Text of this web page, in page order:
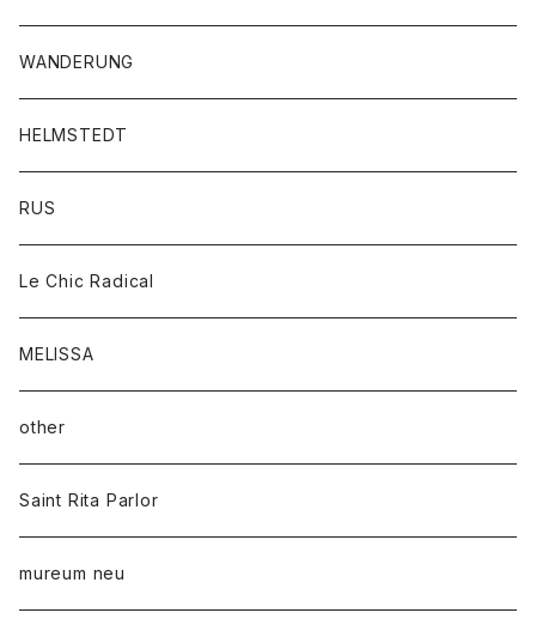
WANDERUNG
HELMSTEDT
RUS
Le Chic Radical
MELISSA
other
Saint Rita Parlor
mureum neu